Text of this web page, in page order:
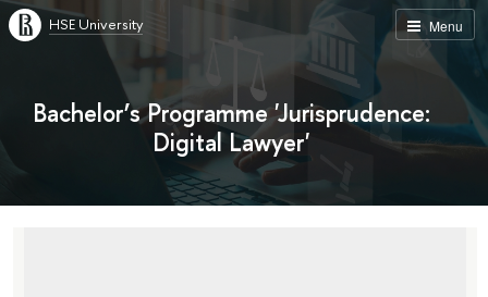
Menu
HSE University
Bachelor’s Programme 'Jurisprudence:
Digital Lawyer'